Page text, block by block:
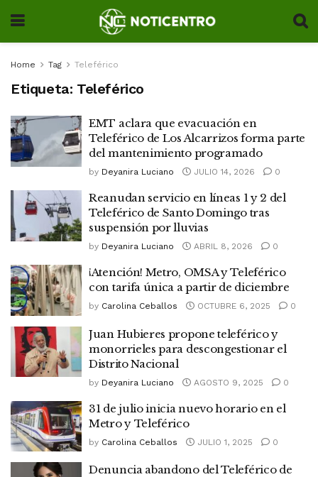
Home Tag Teleférico
Etiqueta: Teleférico
EMT aclara que evacuación en
Teleférico de Los Alcarrizos forma parte
del mantenimiento programado
by Deyanira Luciano JULIO 14, 2026 0
Reanudan servicio en líneas 1 y 2 del
Teleférico de Santo Domingo tras
suspensión por lluvias
by Deyanira Luciano ABRIL 8, 2026 0
¡Atención! Metro, OMSA y Teleférico
con tarifa única a partir de diciembre
by Carolina Ceballos OCTUBRE 6, 2025 0
Juan Hubieres propone teleférico y
monorrieles para descongestionar el
Distrito Nacional
by Deyanira Luciano AGOSTO 9, 2025 0
31 de julio inicia nuevo horario en el
Metro y Teleférico
by Carolina Ceballos JULIO 1, 2025 0
Denuncia abandono del Teleférico de